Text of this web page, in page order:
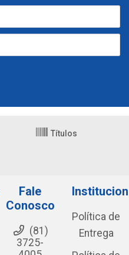
Títulos
Fale
Conosco
(81)
3725-
Política de
Entrega